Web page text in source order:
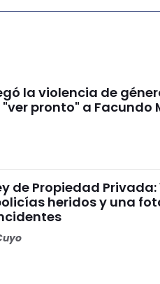
la violencia de
pronto" a Facundo
de Propiedad Privada:
heridos y una